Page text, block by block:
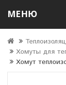
МЕНЮ
Хомуты для
Хомут